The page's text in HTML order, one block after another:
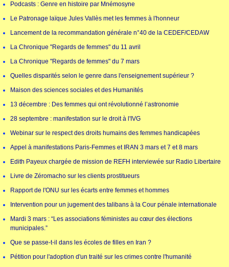
Podcasts : Genre en histoire par Mnémosyne
Le Patronage laïque Jules Vallès met les femmes à l'honneur
Lancement de la recommandation générale n°40 de la CEDEF/CEDAW
La Chronique "Regards de femmes" du 11 avril
La Chronique "Regards de femmes" du 7 mars
Quelles disparités selon le genre dans l'enseignement supérieur ?
Maison des sciences sociales et des Humanités
13 décembre : Des femmes qui ont révolutionné l’astronomie
28 septembre : manifestation sur le droit à l'IVG
Webinar sur le respect des droits humains des femmes handicapées
Appel à manifestations Paris-Femmes et IRAN 3 mars et 7 et 8 mars
Edith Payeux chargée de mission de REFH interviewée sur Radio Libertaire
Livre de Zéromacho sur les clients prostitueurs
Rapport de l'ONU sur les écarts entre femmes et hommes
Intervention pour un jugement des talibans à la Cour pénale internationale
Mardi 3 mars : “Les associations féministes au cœur des élections
municipales.”
Que se passe-t-il dans les écoles de filles en Iran ?
Pétition pour l'adoption d'un traité sur les crimes contre l'humanité